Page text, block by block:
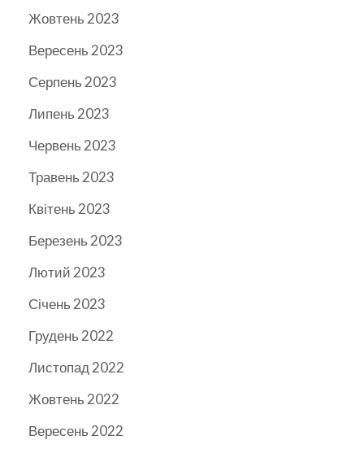
Жовтень 2023
Вересень 2023
Серпень 2023
Липень 2023
Червень 2023
Травень 2023
Квітень 2023
Березень 2023
Лютий 2023
Січень 2023
Грудень 2022
Листопад 2022
Жовтень 2022
Вересень 2022